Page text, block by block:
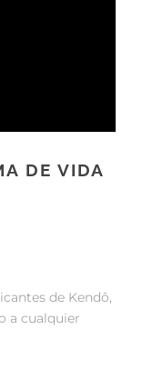
DE VIDA
de Kendô,
a cualquier